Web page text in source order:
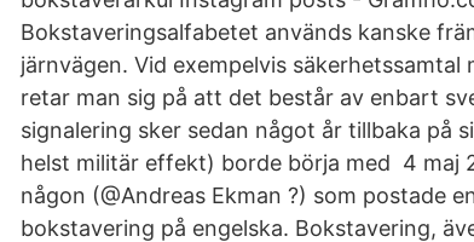
Bokstaveringsalfabetet används kanske
järnvägen. Vid exempelvis
retar man sig på att det består av enbart
signalering sker sedan något år tillbaka på
helst militär effekt) borde börja med 4 maj
någon (@Andreas Ekman ?) som postade
bokstavering på engelska. Bokstavering,